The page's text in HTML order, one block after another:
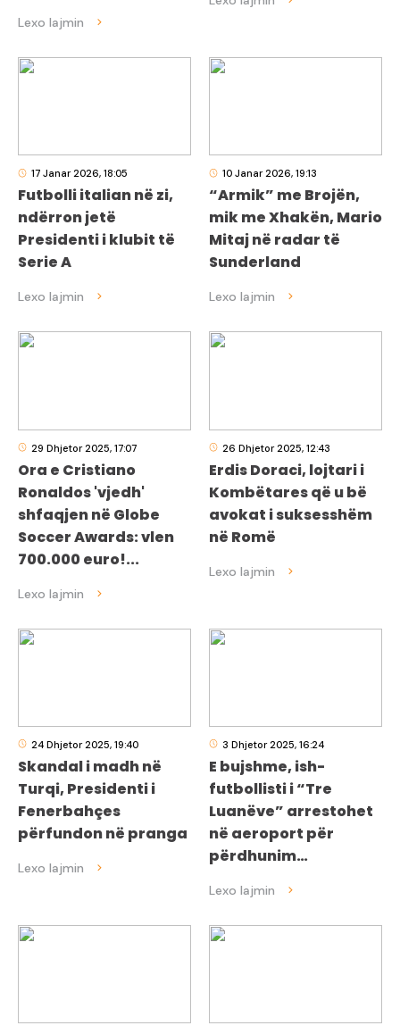
17 Janar 2026, 18:05
Futbolli italian në zi,
ndërron jetë
Presidenti i klubit të
Serie A
10 Janar 2026, 19:13
“Armik” me Brojën,
mik me Xhakën, Mario
Mitaj në radar të
Sunderland
29 Dhjetor 2025, 17:07
Ora e Cristiano
Ronaldos 'vjedh'
shfaqjen në Globe
Soccer Awards: vlen
700.000 euro!...
26 Dhjetor 2025, 12:43
Erdis Doraci, lojtari i
Kombëtares që u bë
avokat i suksesshëm
në Romë
24 Dhjetor 2025, 19:40
Skandal i madh në
Turqi, Presidenti i
Fenerbahçes
përfundon në pranga
3 Dhjetor 2025, 16:24
E bujshme, ish-
futbollisti i “Tre
Luanëve” arrestohet
në aeroport për
përdhunim…